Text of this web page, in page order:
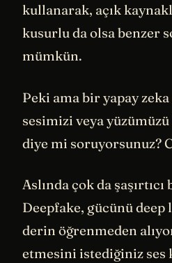
kullanarak, açık
kusurlu da olsa benzer
mümkün.
Peki ama bir yapay
sesimizi veya
diye mi soruyorsunuz?
Aslında çok da
Deepfake, gücünü
derin öğrenmeden
etmesini istediğiniz ses